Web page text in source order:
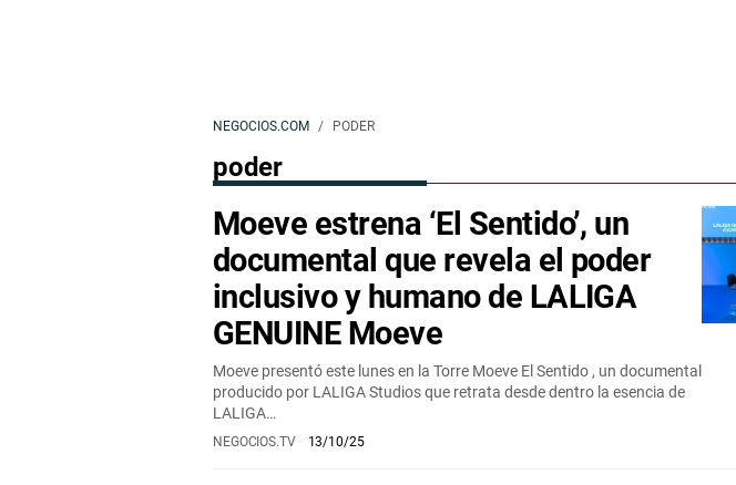
NEGOCIOS.COM PODER
poder
Moeve estrena ‘El Sentido’, un
documental que revela el poder
inclusivo y humano de LALIGA
GENUINE Moeve
Moeve presentó este lunes en la Torre Moeve El Sentido , un documental
producido por LALIGA Studios que retrata desde dentro la esencia de
LALIGA…
NEGOCIOS.TV 13/10/25